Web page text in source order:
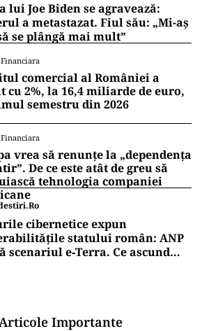
lui Joe Biden se agravează:
a metastazat. Fiul său: „Mi-aș
se plângă mai mult”
comercial al României a
cu 2%, la 16,4 miliarde de euro,
semestru din 2026
vrea să renunțe la „dependența
De ce este atât de greu să
tehnologia companiei
cibernetice expun
statului român: ANP
scenariul e‑Terra. Ce ascund
Importante